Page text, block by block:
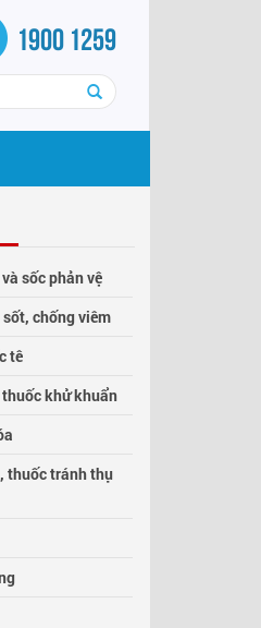
1900 1259
sốc phản vệ
chống viêm
tê
khử khuẩn
thuốc tránh thụ